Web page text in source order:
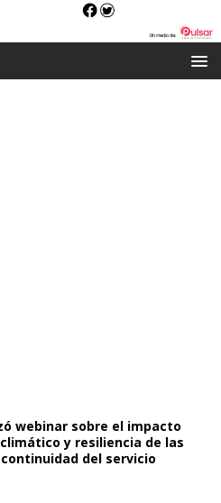
webinar sobre el impacto
y resiliencia de las
del servicio